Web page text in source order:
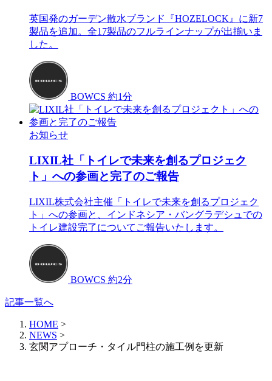
英国発のガーデン散水ブランド『HOZELOCK』に新7
製品を追加。全17製品のフルラインナップが出揃いま
した。
BOWCS 約1分
お知らせ
LIXIL社「トイレで未来を創るプロジェク
ト」への参画と完了のご報告
LIXIL株式会社主催「トイレで未来を創るプロジェク
ト」への参画と、インドネシア・バングラデシュでの
トイレ建設完了についてご報告いたします。
BOWCS 約2分
記事一覧へ
HOME >
NEWS >
玄関アプローチ・タイル門柱の施工例を更新